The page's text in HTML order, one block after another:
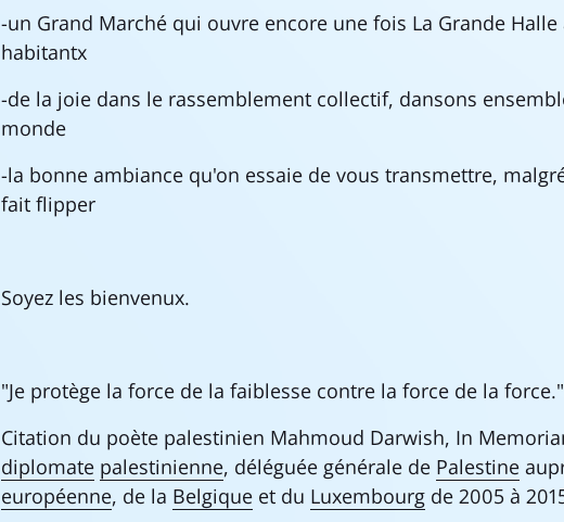
-un Grand Marché qui ouvre encore une fois La Grande
habitantx
-de la joie dans le rassemblement collectif, dansons
monde
-la bonne ambiance qu'on essaie de vous transmettre,
fait flipper
Soyez les bienvenux.
"Je protège la force de la faiblesse contre la force de la force."
Citation du poète palestinien Mahmoud Darwish, In
diplomate palestinienne, déléguée générale de Palestine
européenne, de la Belgique et du Luxembourg de 2005 à